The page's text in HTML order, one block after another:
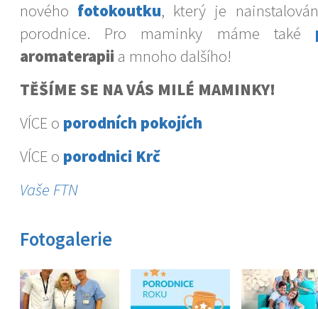
nového fotokoutku, který je
porodnice. Pro maminky máme také
aromaterapii a mnoho dalšího!
TĚŠÍME SE NA VÁS MILÉ MAMINKY!
VÍCE o porodních pokojích
VÍCE o porodnici Krč
Vaše FTN
Fotogalerie